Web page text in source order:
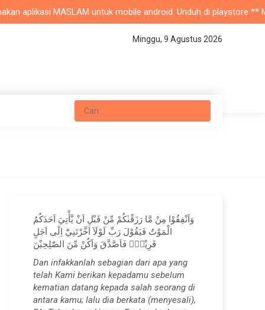
MASLAM untuk mobile android. Unduh di playstore **
Minggu, 9 Agustus 2026
وَاَنْفِقُوْا مِنْ مَّا رَزَقْنٰكُمْ مِّنْ قَبْلِ اَنْ يَّأْتِيَ اَحَدَكُمُ
الْمَوْتُ فَيَقُوْلَ رَبِّ لَوْلَآ اَخَّرْتَنِيْٓ اِلٰٓى اَجَلٍ
قَرِيْبٍۚ فَاَصَّدَّقَ وَاَكُنْ مِّنَ الصّٰلِحِيْنَ
Dan infakkanlah sebagian dari apa yang
telah Kami berikan kepadamu sebelum
kematian datang kepada salah seorang di
antara kamu; lalu dia berkata (menyesali),